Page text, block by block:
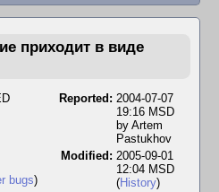
приходит в виде
bugs)
Reported: 2004-07-07
19:16 MSD
by Artem
Pastukhov
Modified: 2005-09-01
12:04 MSD
(History)